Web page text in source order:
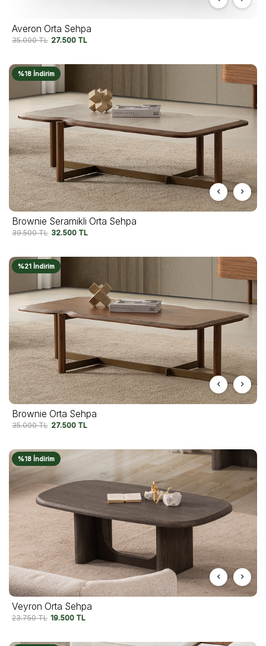
Averon Orta Sehpa
35.000TL 27.500 TL
%18 İndirim
Brownie Seramikli Orta Sehpa
39.500TL 32.500 TL
%21 İndirim
Brownie Orta Sehpa
35.000TL 27.500 TL
%18 İndirim
Veyron Orta Sehpa
23.750TL 19.500 TL